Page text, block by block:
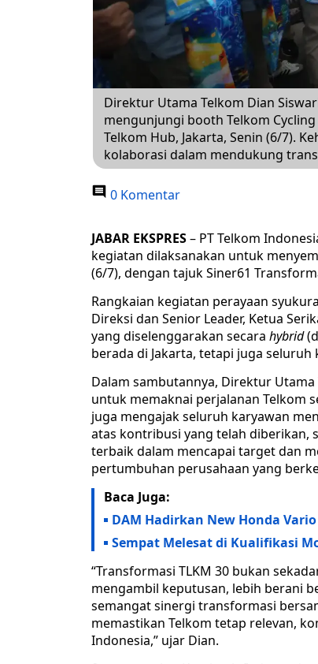
Direktur Utama Telkom Dian
mengunjungi booth Telkom
Telkom Hub, Jakarta, Senin (6/7).
kolaborasi dalam mendukung
0 Komentar
JABAR EKSPRES– PT Telkom
kegiatan dilaksanakan untuk
(6/7), dengan tajuk Siner61
Rangkaian kegiatan perayaan
Direksi dan Senior Leader, Ketua
yang diselenggarakan secara hybrid
berada di Jakarta, tetapi juga
Dalam sambutannya, Direktur
untuk memaknai perjalanan Telkom
juga mengajak seluruh karyawan
atas kontribusi yang telah diberikan,
terbaik dalam mencapai target dan
pertumbuhan perusahaan yang
Baca Juga:
DAM Hadirkan New Honda
Sempat Melesat di Kualifikasi
“Transformasi TLKM 30 bukan
mengambil keputusan, lebih berani
semangat sinergi transformasi
memastikan Telkom tetap relevan,
Indonesia,” ujar Dian.